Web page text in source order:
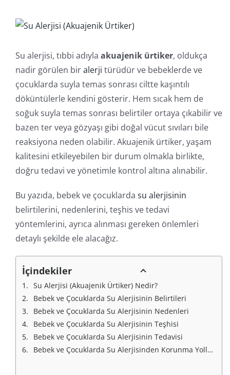
Su alerjisi, tıbbi adıyla akuajenik ürtiker, oldukça
nadir görülen biralerji türüdür ve bebeklerde ve
çocuklarda suyla temas sonrası ciltte kaşıntılı
döküntülerle kendini gösterir. Hem sıcak hem de
soğuk suyla temas sonrası belirtiler ortaya çıkabilir ve
bazen ter veya gözyaşı gibi doğal vücut sıvıları bile
reaksiyona neden olabilir. Akuajenik ürtiker, yaşam
kalitesini etkileyebilen bir durum olmakla birlikte,
doğru tedavi ve yönetimle kontrol altına alınabilir.
Bu yazıda, bebek ve çocuklarda su alerjisinin
belirtilerini, nedenlerini, teşhis ve tedavi
yöntemlerini, ayrıca alınması gereken önlemleri
detaylı şekilde ele alacağız.
İçindekiler
Su Alerjisi (Akuajenik Ürtiker) Nedir?
Bebek ve Çocuklarda Su Alerjisinin Belirtileri
Bebek ve Çocuklarda Su Alerjisinin Nedenleri
Bebek ve Çocuklarda Su Alerjisinin Teşhisi
Bebek ve Çocuklarda Su Alerjisinin Tedavisi
Bebek ve Çocuklarda Su Alerjisinden Korunma Yolları